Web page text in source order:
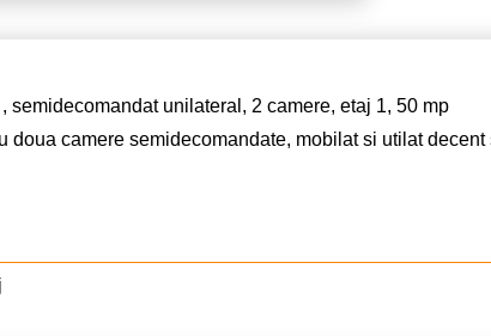
, semidecomandat unilateral, 2 camere, etaj 1, 50 mp
doua camere semidecomandate, mobilat si utilat decent